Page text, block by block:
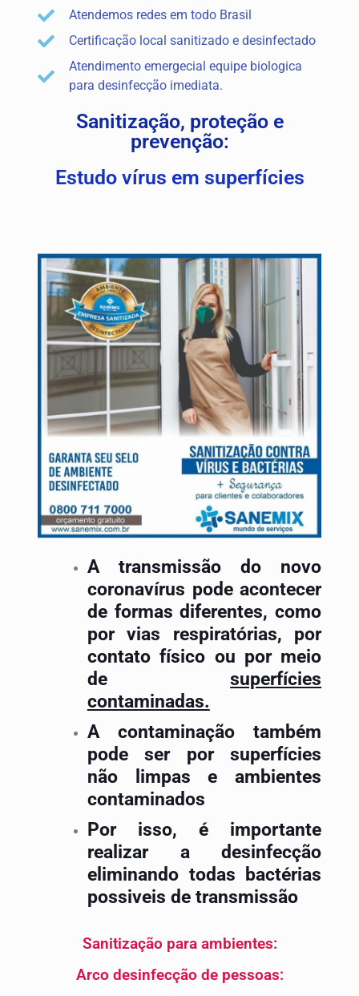
Atendemos redes em todo Brasil
Certificação local sanitizado e desinfectado
Atendimento emergecial equipe biologica
para desinfecção imediata.
Sanitização, proteção e
prevenção:
Estudo vírus em superfícies
A transmissão do novo
coronavírus pode acontecer
de formas diferentes, como
por vias respiratórias, por
contato físico ou por meio
desuperfícies
contaminadas.
A contaminação também
pode ser por superfícies
não limpas e ambientes
contaminados
Por isso, é importante
realizar a desinfecção
eliminando todas bactérias
possiveis de transmissão
Sanitização para ambientes:
Arco desinfecção de pessoas: